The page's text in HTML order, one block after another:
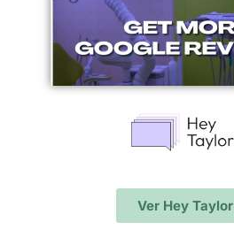
Ver Hey Taylor